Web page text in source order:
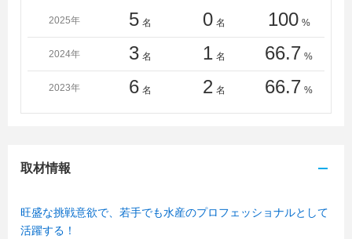
2025年 5 名 0 名 100 %
2024年 3 名 1 名 66.7 %
2023年 6 名 2 名 66.7 %
取材情報
旺盛な挑戦意欲で、若手でも水産のプロフェッショナルとして
活躍する！